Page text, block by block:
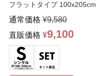
フラットタイプ 100x205cm
通常価格 ¥9,580
直販価格 ¥9,100